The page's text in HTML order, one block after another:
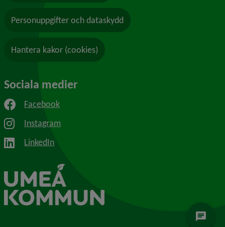
Personuppgifter och dataskydd
Hantera kakor (cookies)
Sociala medier
Facebook
Instagram
LinkedIn
chat